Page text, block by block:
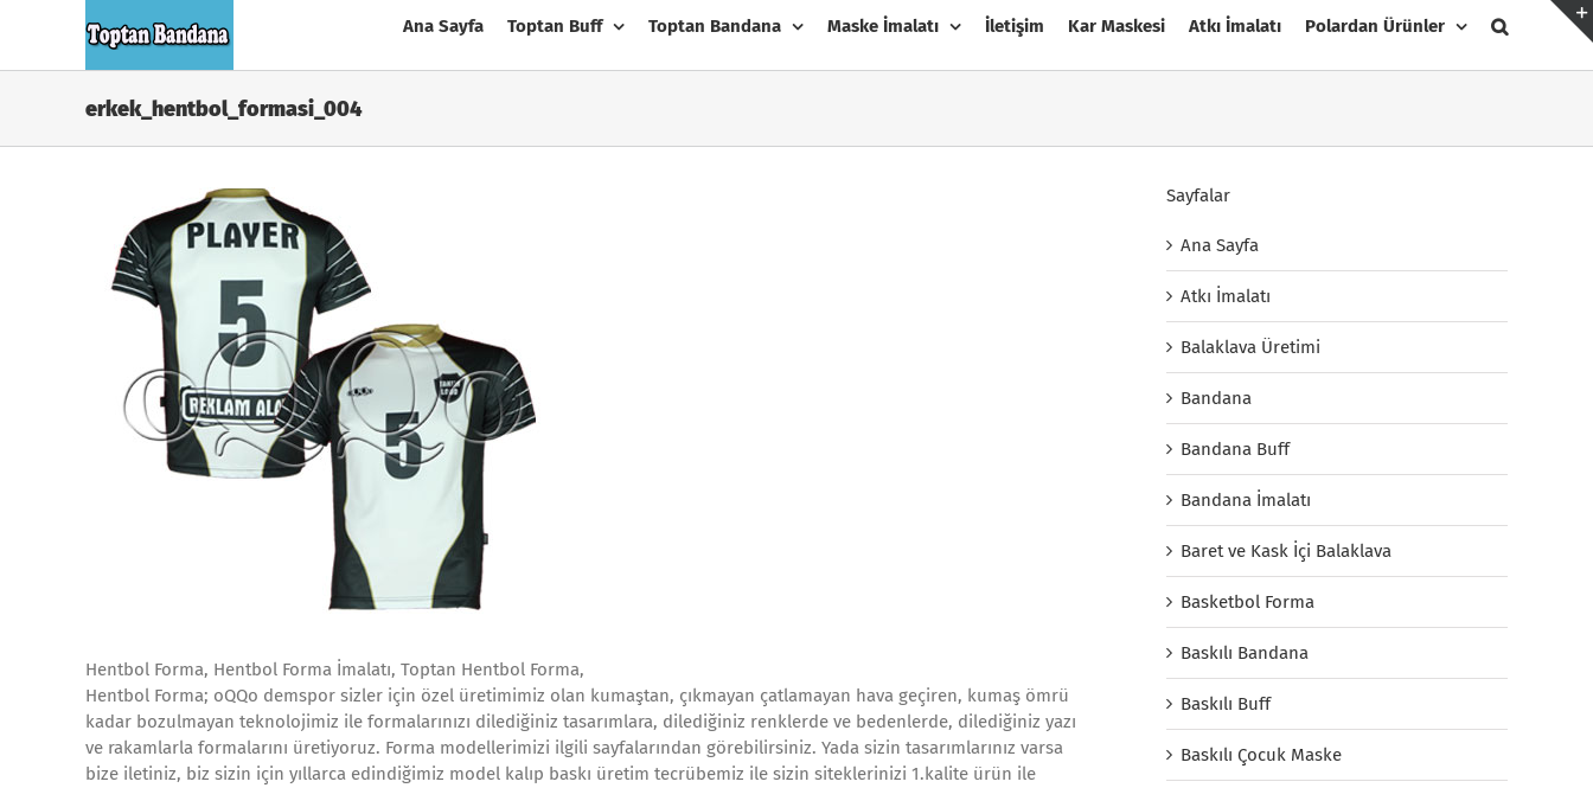
Ana Sayfa Toptan Buff Toptan Bandana Maske İmalatı İletişim Kar Maskesi Atkı İmalatı Polardan Ürünler
erkek_hentbol_formasi_004
Hentbol Forma, Hentbol Forma İmalatı, Toptan Hentbol Forma,
Hentbol Forma; oQQo demspor sizler için özel üretimimiz olan kumaştan, çıkmayan çatlamayan hava geçiren, kumaş ömrü
kadar bozulmayan teknolojimiz ile formalarınızı dilediğiniz tasarımlara, dilediğiniz renklerde ve bedenlerde, dilediğiniz yazı
ve rakamlarla formalarını üretiyoruz. Forma modellerimizi ilgili sayfalarından görebilirsiniz. Yada sizin tasarımlarınız varsa
bize iletiniz, biz sizin için yıllarca edindiğimiz model kalıp baskı üretim tecrübemiz ile sizin siteklerinizi 1.kalite ürün ile
Sayfalar
Ana Sayfa
Atkı İmalatı
Balaklava Üretimi
Bandana
Bandana Buff
Bandana İmalatı
Baret ve Kask İçi Balaklava
Basketbol Forma
Baskılı Bandana
Baskılı Buff
Baskılı Çocuk Maske